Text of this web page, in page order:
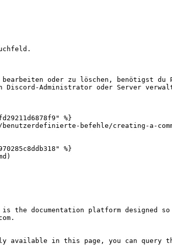
oder zu löschen, benötigst du
Discord-Administrator oder Server
%}
befehle/creating-a-
%}
the documentation platform designed
in this page, you can query